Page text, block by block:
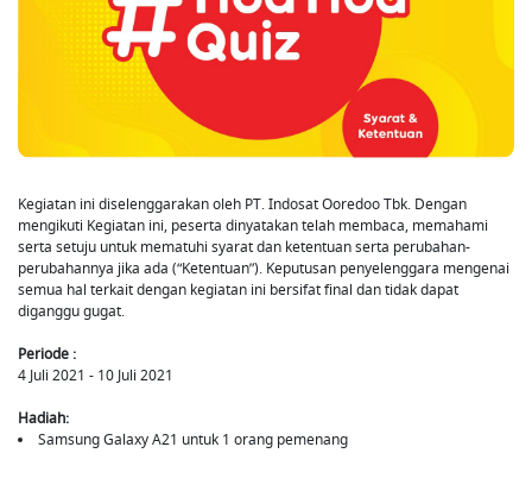
Kegiatan ini diselenggarakan oleh PT. Indosat Ooredoo Tbk. Dengan
mengikuti Kegiatan ini, peserta dinyatakan telah membaca, memahami
serta setuju untuk mematuhi syarat dan ketentuan serta perubahan-
perubahannya jika ada (“Ketentuan”). Keputusan penyelenggara mengenai
semua hal terkait dengan kegiatan ini bersifat final dan tidak dapat
diganggu gugat.
Periode :
4 Juli 2021 - 10 Juli 2021
Hadiah:
Samsung Galaxy A21 untuk 1 orang pemenang